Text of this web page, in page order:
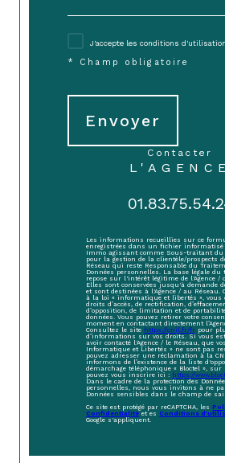
J'accepte les conditions
* Champ obligatoire
Envoyer
contacter
L'AGENCE
Les informations recueillies sur ce
enregistrées dans un fichier informatisé
Immo agissant comme Sous-traitant
pour la gestion de la clientèle/prospects
Réseau qui reste Responsable du
Données personnelles. La base légale
repose sur l'intérêt légitime de l'Agence /
Elles sont conservées jusqu'à demande
et sont destinées à l'Agence / au Réseau.
à la loi « informatique et libertés », vous
droits d’accès, de rectification,
d’opposition, de limitation et de
données. Vous pouvez retirer votre
moment en contactant directement
Consultez le site https://cnil.fr/fr pour
d’informations sur vos droits. Si vous
avoir contacté l'Agence / le Réseau, que
Informatique et Libertés » ne sont pas
pouvez adresser une réclamation à la
informons de l’existence de la liste
démarchage téléphonique « Bloctel », sur
pouvez vous inscrire ici : https://
Dans le cadre de la protection des
personnelles, nous vous invitons à ne
Données sensibles dans le champ de
Ce site est protégé par reCAPTCHA, les
Confidentialité et esConditions
Google s'appliquent.